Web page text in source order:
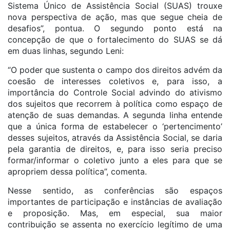
Sistema Único de Assistência Social (SUAS) trouxe
nova perspectiva de ação, mas que segue cheia de
desafios”, pontua. O segundo ponto está na
concepção de que o fortalecimento do SUAS se dá
em duas linhas, segundo Leni:
“O poder que sustenta o campo dos direitos advém da
coesão de interesses coletivos e, para isso, a
importância do Controle Social advindo do ativismo
dos sujeitos que recorrem à política como espaço de
atenção de suas demandas. A segunda linha entende
que a única forma de estabelecer o ‘pertencimento’
desses sujeitos, através da Assistência Social, se daria
pela garantia de direitos, e, para isso seria preciso
formar/informar o coletivo junto a eles para que se
apropriem dessa política”, comenta.
Nesse sentido, as conferências são espaços
importantes de participação e instâncias de avaliação
e proposição. Mas, em especial, sua maior
contribuição se assenta no exercício legítimo de uma